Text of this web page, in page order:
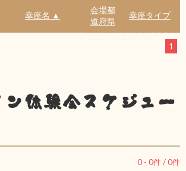
幸座名 ▲
会場都
道府県
幸座タイプ
1
ン体験会スケジュー
0 - 0件 /0件